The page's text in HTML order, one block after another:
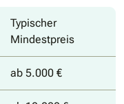
Typischer
Mindestpreis
ab 5.000 €